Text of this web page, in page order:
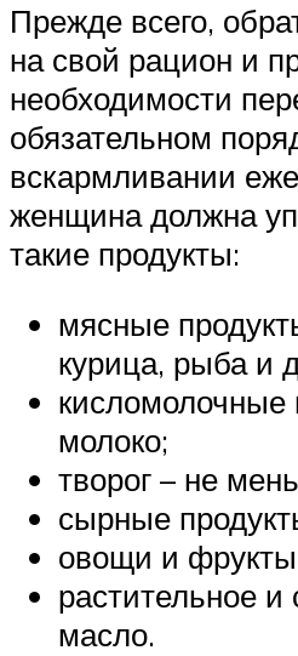
Прежде всего,
на свой рацион и
необходимости
обязательном
вскармливании
женщина должна
такие продукты:
мясные
курица, рыба и
кисломолочные
молоко;
творог – не
сырные
овощи и
растительное и
масло.